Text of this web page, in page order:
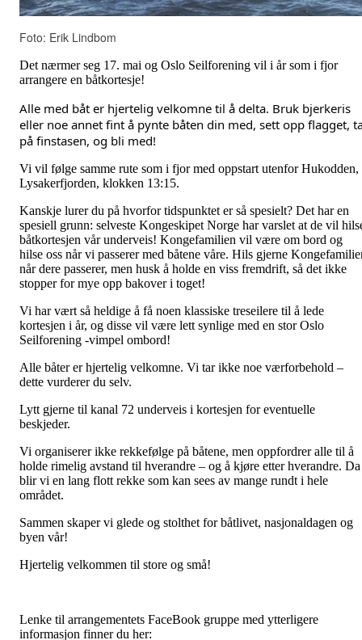
Foto: Erik Lindbom
Det nærmer seg 17. mai og Oslo Seilforening vil i år som i fjor
arrangere en båtkortesje!
Alle med båt er hjertelig velkomne til å delta. Bruk bjerkeris
eller noe annet fint å pynte båten din med, sett opp flagget,
på finstasen, og bli med!
Vi vil følge samme rute som i fjor med oppstart utenfor Hukodden,
Lysakerfjorden, klokken 13:15.
Kanskje lurer du på hvorfor tidspunktet er så spesielt? Det har en
spesiell grunn: selveste Kongeskipet Norge har varslet at de vil
båtkortesjen vår underveis! Kongefamilien vil være om bord og
hilse oss når vi passerer med båtene våre. Hils gjerne
når dere passerer, men husk å holde en viss fremdrift, så det ikke
stopper for mye opp bakover i toget!
Vi har vært så heldige å få noen klassiske treseilere til å lede
kortesjen i år, og disse vil være lett synlige med en stor Oslo
Seilforening -vimpel ombord!
Alle båter er hjertelig velkomne. Vi tar ikke noe værforbehold –
dette vurderer du selv.
Lytt gjerne til kanal 72 underveis i kortesjen for eventuelle
beskjeder.
Vi organiserer ikke rekkefølge på båtene, men oppfordrer alle til å
holde rimelig avstand til hverandre – og å kjøre etter hverandre. Da
blir vi en lang flott rekke som kan sees av mange rundt i hele
området.
Sammen skaper vi glede og stolthet for båtlivet, nasjonaldagen og
byen vår!
Hjertelig velkommen til store og små!
Lenke til arrangementets FaceBook gruppe med ytterligere
informasjon finner du her: